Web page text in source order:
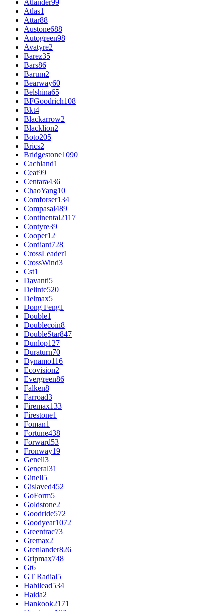
Atlander99
Atlas1
Attar88
Austone688
Autogreen98
Avatyre2
Barez35
Bars86
Barum2
Bearway60
Belshina65
BFGoodrich108
Bkt4
Blackarrow2
Blacklion2
Boto205
Brics2
Bridgestone1090
Cachland1
Ceat99
Centara436
ChaoYang10
Comforser134
Compasal489
Continental2117
Contyre39
Cooper12
Cordiant728
CrossLeader1
CrossWind3
Cst1
Davanti5
Delinte520
Delmax5
Dong Feng1
Double1
Doublecoin8
DoubleStar847
Dunlop127
Duraturn70
Dynamo116
Ecovision2
Evergreen86
Falken8
Farroad3
Firemax133
Firestone1
Foman1
Fortune438
Forward53
Fronway19
Genell3
General31
Ginell5
Gislaved452
GoForm5
Goldstone2
Goodride572
Goodyear1072
Greentrac73
Gremax2
Grenlander826
Gripmax748
Gt6
GT Radial5
Habilead534
Haida2
Hankook2171